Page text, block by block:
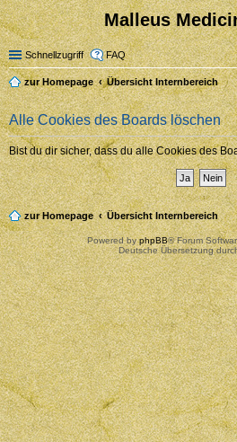
Malleus
Schnellzugriff FAQ
zur Homepage Übersicht Internbereich
Alle Cookies des Boards löschen
Bist du dir sicher, dass du alle Cookies des
zur Homepage Übersicht Internbereich
Powered byphpBB® Forum
Deutsche Übersetzung